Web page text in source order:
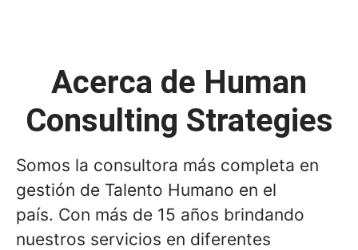
Acerca de Human
Consulting Strategies
Somos la consultora más completa en
gestión de Talento Humano en el
país. Con más de 15 años brindando
nuestros servicios en diferentes